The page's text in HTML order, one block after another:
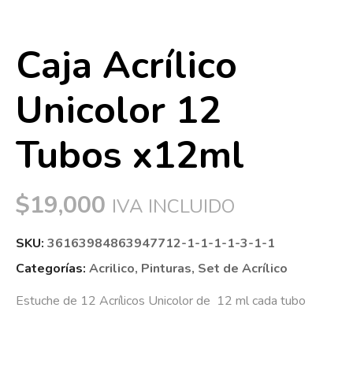
Caja Acrílico
Unicolor 12
Tubos x12ml
$19,000 IVA INCLUIDO
SKU: 36163984863947712-1-1-1-1-3-1-1
Categorías: Acrilico, Pinturas, Set de Acrílico
Estuche de 12 Acrílicos Unicolor de 12 ml cada tubo